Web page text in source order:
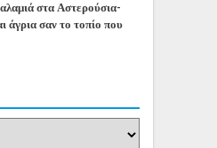
στα Αστερούσια-
άγρια σαν το τοπίο που